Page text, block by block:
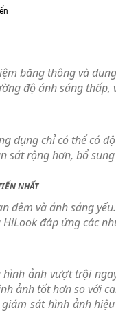
băng thông và
độ ánh sáng thấp,
dụng chỉ có thể có
sát rộng hơn, bổ
NHẤT
đêm và ánh sáng
đáp ứng các
ảnh vượt trội
ảnh tốt hơn so với
sát hình ảnh